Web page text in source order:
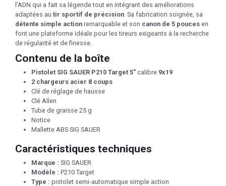
l’ADN qui a fait sa légende tout en intégrant des améliorations
adaptées au tir sportif de précision. Sa fabrication soignée, sa
détente simple action remarquable et son canon de 5 pouces en
font une plateforme idéale pour les tireurs exigeants à la recherche
de régularité et de finesse.
Contenu de la boîte
Pistolet SIG SAUER P210 Target 5" calibre 9x19
2 chargeurs acier 8 coups
Clé de réglage de hausse
Clé Allen
Tube de graisse 25 g
Notice
Mallette ABS SIG SAUER
Caractéristiques techniques
Marque : SIG SAUER
Modèle : P210 Target
Type : pistolet semi-automatique simple action